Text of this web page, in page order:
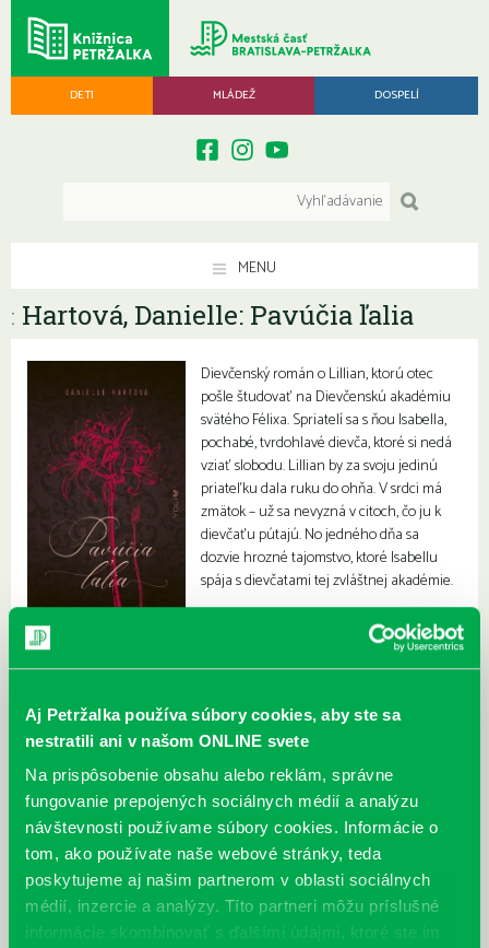
Aj Petržalka používa súbory cookies, aby ste sa
nestratili ani v našom ONLINE svete
Na prispôsobenie obsahu alebo reklám, správne
fungovanie prepojených sociálnych médií a analýzu
návštevnosti používame súbory cookies. Informácie o
tom, ako používate naše webové stránky, teda
poskytujeme aj našim partnerom v oblasti sociálnych
médií, inzercie a analýzy. Títo partneri môžu príslušné
informácie skombinovať s ďalšími údajmi, ktoré ste im
DETI MLÁDEŽ DOSPELÍ
MENU
: Hartová, Danielle: Pavúčia ľalia
Dievčenský román o Lillian, ktorú otec
pošle študovať na Dievčenskú akadémiu
svätého Félixa. Spriatelí sa s ňou Isabella,
pochabé, tvrdohlavé dievča, ktoré si nedá
vziať slobodu. Lillian by za svoju jedinú
priateľku dala ruku do ohňa. V srdci má
zmätok – už sa nevyzná v citoch, čo ju k
dievčaťu pútajú. No jedného dňa sa
dozvie hrozné tajomstvo, ktoré Isabellu
spája s dievčatami tej zvláštnej akadémie.